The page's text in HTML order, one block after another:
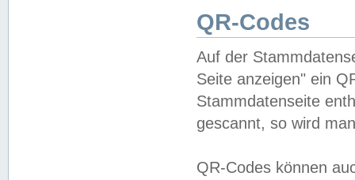
QR-Codes
Auf der
Seite anzeigen" ein
Stammdatenseite
gescannt, so wird
QR-Codes können